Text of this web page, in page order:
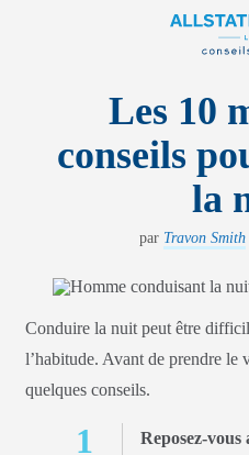
À la maison
Obtenir une soumission
Trouver une agence
Ouvrir monAllstate
English
allstate.ca
Les 10
conseils
la
par Travon Smith
Conduire la nuit peut être
l’habitude. Avant de prendre
quelques conseils.
Reposez-